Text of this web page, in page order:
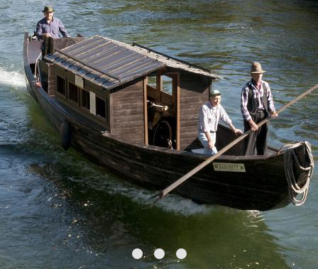
seit 2011 zum UNESCO Weltkulturerbe zählt.
Zurück auf dem Festlandkommen wir in Gavirate
an, der Heimat der brutti e buoni, kleinen
Süßigkeiten aus Mandeln und gerösteten Nüssen,
die genaue die richtige Energie geben, um ordentlich
in die Pedale zu treten. Nahe dem Zentrum befindet
sich
das Chiostro di Voltorre aus dem 13. Jahrhundert,
das zur Besinnung einlädt. Eine gute Gelegenheit,
das Fahrrad abzustellen und den Radweg hinter sich
zu lassen, um Cittiglio zu besuchen, den Heimatort
der Radfahrlegende Alfredo Binda. Dem dreifachen
Weltmeister ist ein eigenes Museum gewidmet –für